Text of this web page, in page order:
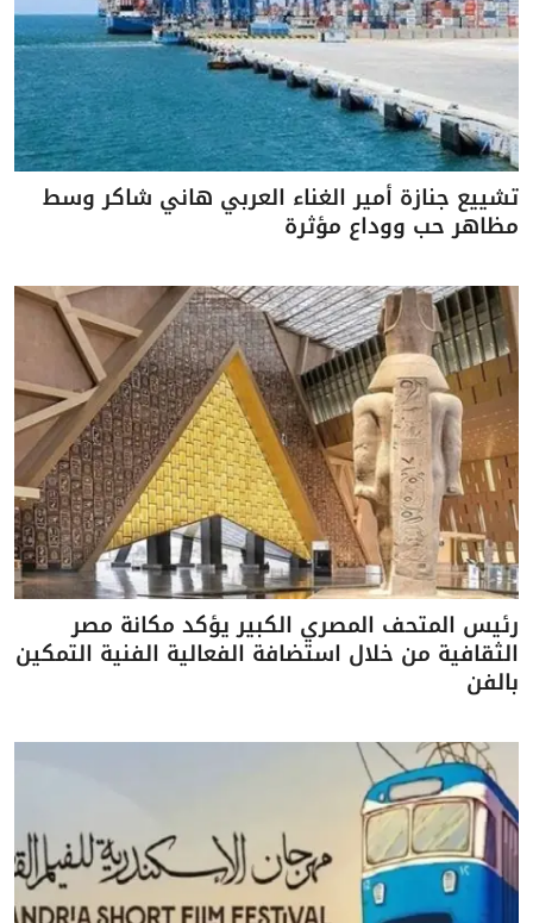
تشييع جنازة أمير الغناء العربي هاني شاكر وسط
مظاهر حب ووداع مؤثرة
رئيس المتحف المصري الكبير يؤكد مكانة مصر
الثقافية من خلال استضافة الفعالية الفنية التمكين
بالفن